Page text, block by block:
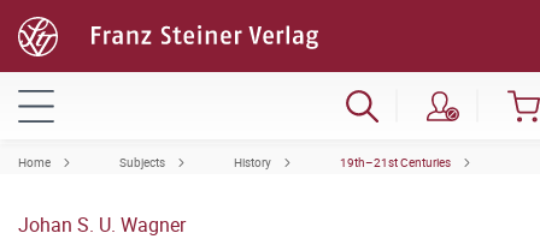
Home Subjects History 19th–21st Centuries
Johan S. U. Wagner